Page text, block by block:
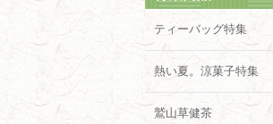
ティーバッグ特集
熱い夏。涼菓子特集
鷲山草健茶